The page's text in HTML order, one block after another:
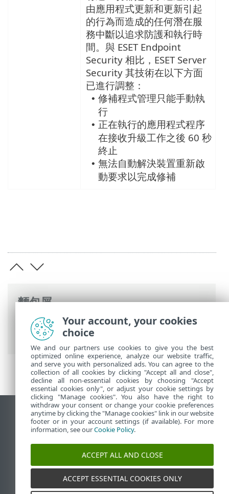
麵包屑
ESET 線上說明>ESET Server Security>概
> 主要功能
由應用程式更新和更新引起
的行為而造成的任何潛在服
務中斷以追求防護和執行時
間。與 ESET Endpoint
Security 相比，ESET Server
Security 其技術在以下方面
已進行調整：
• 修補程式管理只能手動執
行
• 正在執行的應用程式程序
在接收升級工作之後 60 秒
終止
• 無法自動解決裝置重新啟
動要求以完成修補
檢視桌面網站
End of Life
ESET 知識庫
ESET Status Portal
地區設定
Your account, your cookies
choice
We and our partners use cookies to give you the best
optimized online experience, analyze our website traffic,
and serve you with personalized ads. You can agree to the
collection of all cookies by clicking "Accept all and close",
decline all non-essential cookies by choosing "Accept
essential cookies only", or adjust your cookie settings by
clicking "Manage cookies". You also have the right to
withdraw your consent or change your cookie preferences
anytime by clicking the "Manage cookies" link in our website
footer or in your account settings (if available). For more
information, see ourCookie Policy.
ACCEPT ALL AND CLOSE
ACCEPT ESSENTIAL COOKIES ONLY